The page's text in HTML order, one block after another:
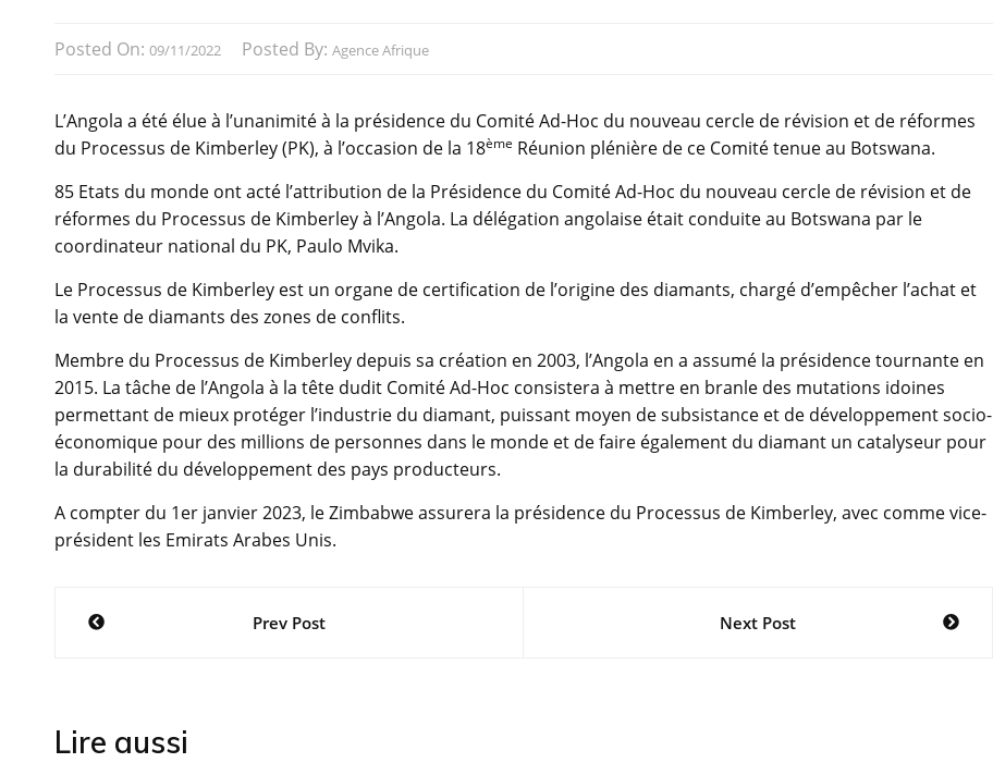
Posted On: 09/11/2022 Posted By: Agence Afrique
L’Angola a été élue à l’unanimité à la présidence du Comité Ad-Hoc du nouveau cercle de révision et de réformes
du Processus de Kimberley (PK), à l’occasion de la 18ème Réunion plénière de ce Comité tenue au Botswana.
85 Etats du monde ont acté l’attribution de la Présidence du Comité Ad-Hoc du nouveau cercle de révision et de
réformes du Processus de Kimberley à l’Angola. La délégation angolaise était conduite au Botswana par le
coordinateur national du PK, Paulo Mvika.
Le Processus de Kimberley est un organe de certification de l’origine des diamants, chargé d’empêcher l’achat et
la vente de diamants des zones de conflits.
Membre du Processus de Kimberley depuis sa création en 2003, l’Angola en a assumé la présidence tournante en
2015. La tâche de l’Angola à la tête dudit Comité Ad-Hoc consistera à mettre en branle des mutations idoines
permettant de mieux protéger l’industrie du diamant, puissant moyen de subsistance et de développement socio-
économique pour des millions de personnes dans le monde et de faire également du diamant un catalyseur pour
la durabilité du développement des pays producteurs.
A compter du 1er janvier 2023, le Zimbabwe assurera la présidence du Processus de Kimberley, avec comme vice-
président les Emirats Arabes Unis.
NavigationPrev Post Next Post
Lire aussi